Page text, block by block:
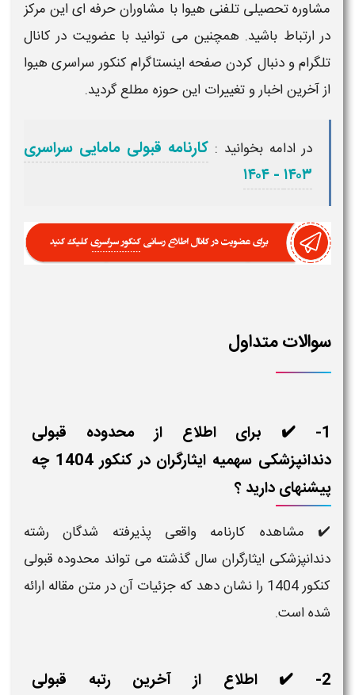
تحصیلی تلفنی هیوا با مشاوران حرفه ای این مرکز
باشید. همچنین می توانید با عضویت در کانال
و دنبال کردن صفحه اینستاگرام کنکور سراسری هیوا
اخبار و تغییرات این حوزه مطلع گردید.
در ادامه بخوانید :کارنامه قبولی مامایی سراسری
متداول
✔️ برای اطلاع از محدوده قبولی
دندانپزشکی سهمیه ایثارگران در کنکور 1404 چه
دارید ؟
کارنامه واقعی پذیرفته شدگان رشته
ایثارگران سال گذشته می تواند محدوده قبولی
کنکور 1404 را نشان دهد که جزئیات آن در متن مقاله ارائه
است.
✔️ اطلاع از آخرین رتبه قبولی